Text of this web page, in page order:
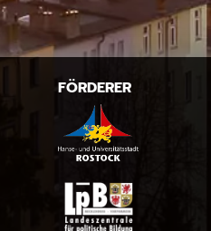
FÖRDERER